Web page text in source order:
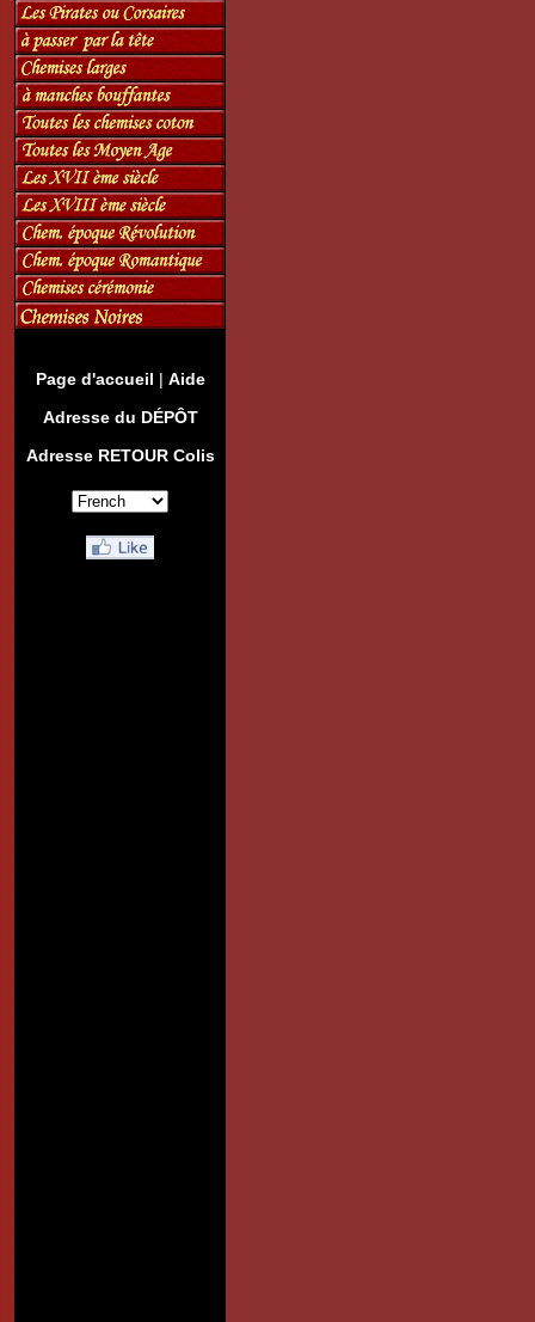
Page d'accueil | Aide
Adresse du DÉPÔT
Adresse RETOUR Colis